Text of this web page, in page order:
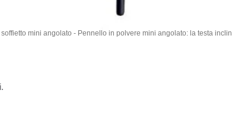
mini angolato - Pennello in polvere mini angolato: la testa